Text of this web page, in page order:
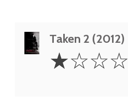
Taken 2 (2012)
Star
☆☆☆☆